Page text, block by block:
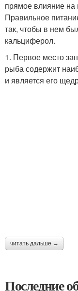
прямое влияние на
Правильное
так, чтобы в нем
кальциферол.
1. Первое место
рыба содержит
и является его
читать дальше →
Последние